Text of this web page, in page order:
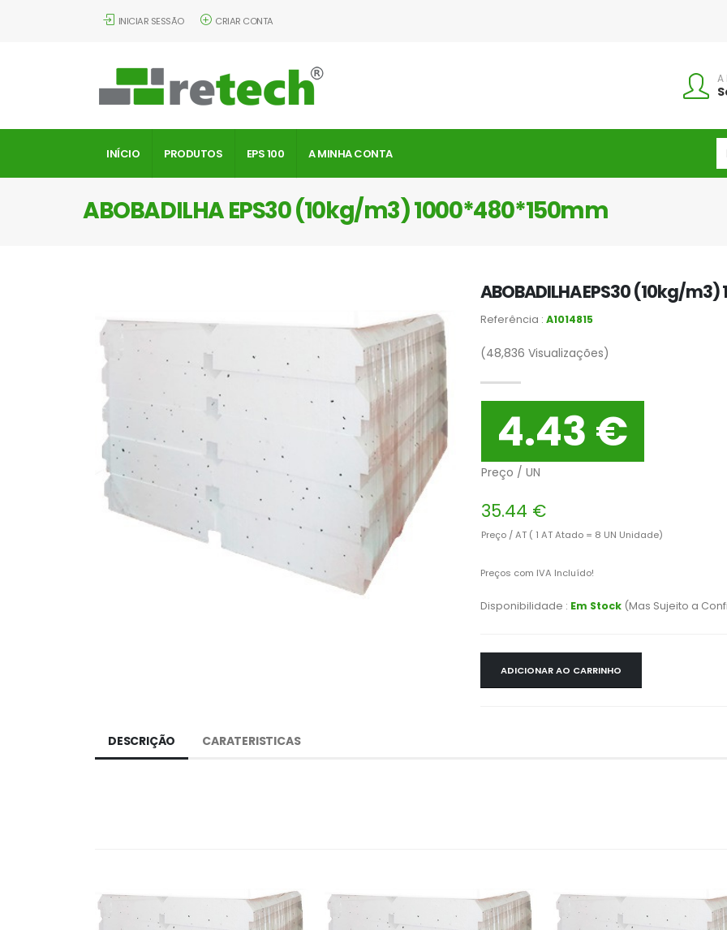
INICIAR SESSÃO CRIAR CONTA
A
INÍCIO PRODUTOS EPS 100 A MINHA CONTA
ABOBADILHA EPS30 (10kg/m3) 1000*480*150mm
ABOBADILHA EPS30 (10kg/
Referência : A1014815
(48,836 Visualizações)
4.43 €
Preço / UN
35.44 €
Preço / AT ( 1 AT Atado = 8 UN Unidade)
Preços com IVA Incluído!
Disponibilidade : Em Stock (Mas Sujeito a
ADICIONAR AO CARRINHO
DESCRIÇÃO CARATERISTICAS